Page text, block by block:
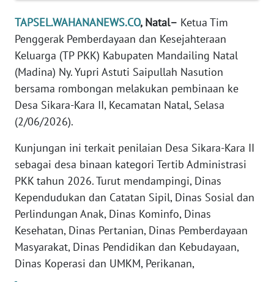
TAPSEL.WAHANANEWS.CO, Natal– Ketua Tim
Penggerak Pemberdayaan dan Kesejahteraan
Keluarga (TP PKK) Kabupaten Mandailing Natal
(Madina) Ny. Yupri Astuti Saipullah Nasution
bersama rombongan melakukan pembinaan ke
Desa Sikara-Kara II, Kecamatan Natal, Selasa
(2/06/2026).
Kunjungan ini terkait penilaian Desa Sikara-Kara II
sebagai desa binaan kategori Tertib Administrasi
PKK tahun 2026. Turut mendampingi, Dinas
Kependudukan dan Catatan Sipil, Dinas Sosial dan
Perlindungan Anak, Dinas Kominfo, Dinas
Kesehatan, Dinas Pertanian, Dinas Pemberdayaan
Masyarakat, Dinas Pendidikan dan Kebudayaan,
Dinas Koperasi dan UMKM, Perikanan,
KARIR
DISCLAIMER
Wahana
Regional
SUMUT
WN
JAKARTA
WN
JABAR